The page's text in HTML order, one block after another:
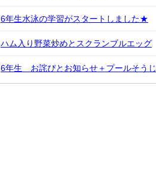
6年生水泳の学習がスタートしました★
ハム入り野菜炒めとスクランブルエッグ
6年生 お詫びとお知らせ＋プールそうじ